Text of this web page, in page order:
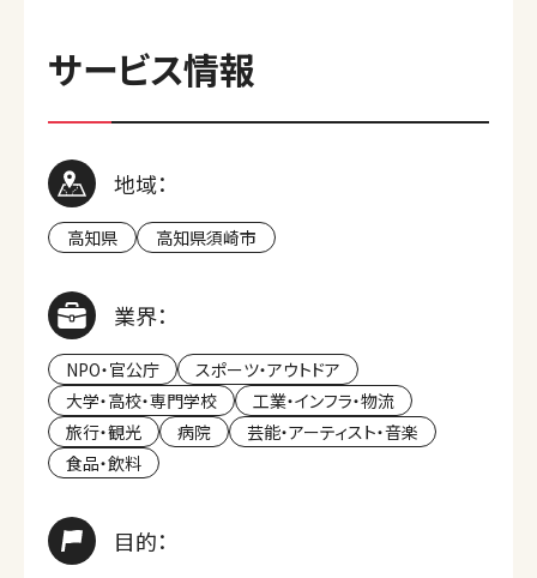
サービス情報
地域：
高知県 高知県須崎市
業界：
NPO・官公庁
スポーツ・アウトドア
大学・高校・専門学校
工業・インフラ・物流
旅行・観光
病院
芸能・アーティスト・音楽
食品・飲料
目的：